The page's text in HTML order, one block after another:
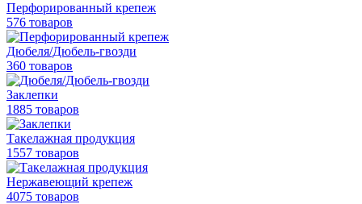
Перфорированный крепеж
576 товаров
Дюбеля/Дюбель-гвозди
360 товаров
Заклепки
1885 товаров
Такелажная продукция
1557 товаров
Нержавеющий крепеж
4075 товаров